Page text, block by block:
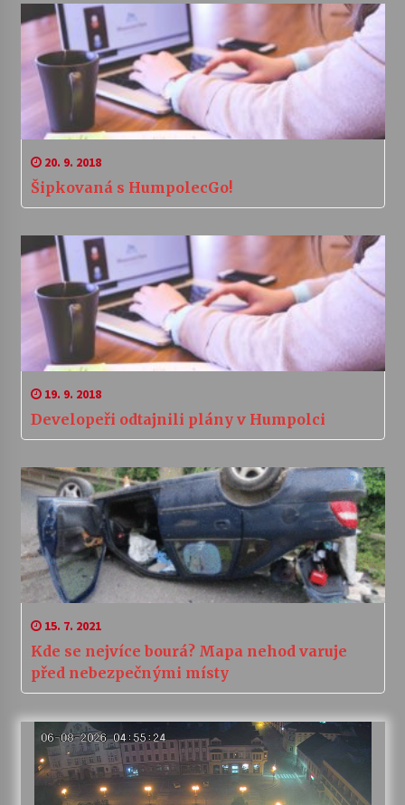
20. 9. 2018
Šipkovaná s HumpolecGo!
19. 9. 2018
Developeři odtajnili plány v Humpolci
15. 7. 2021
Kde se nejvíce bourá? Mapa nehod varuje
před nebezpečnými místy